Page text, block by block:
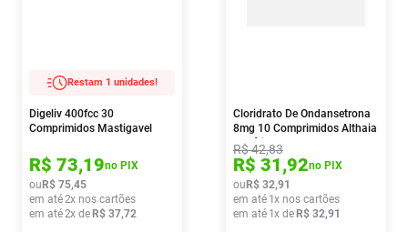
Restam 1 unidades!
Digeliv 400fcc 30
Comprimidos Mastigavel
R$ 73,19no PIX
ou R$ 75,45
em até2x nos cartões
em até2x de R$ 37,72
Cloridrato De Ondansetrona
8mg 10 Comprimidos Althaia
Genérico
R$42,83
R$ 31,92no PIX
ou R$ 32,91
em até 1x nos cartões
em até 1x de R$ 32,91